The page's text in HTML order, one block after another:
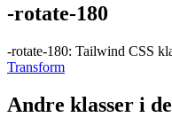
-rotate-180
-rotate-180: Tailwind CSS
Transform
Andre klasser i